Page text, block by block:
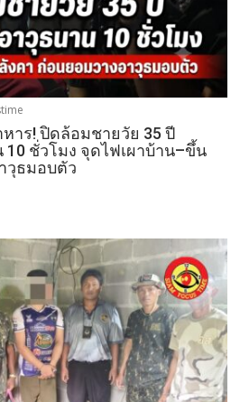
าร! ปิดล้อมชายวัย 35 ปี
ชั่วโมง จุดไฟเผาบ้าน–ขึ้น
วุธมอบตัว